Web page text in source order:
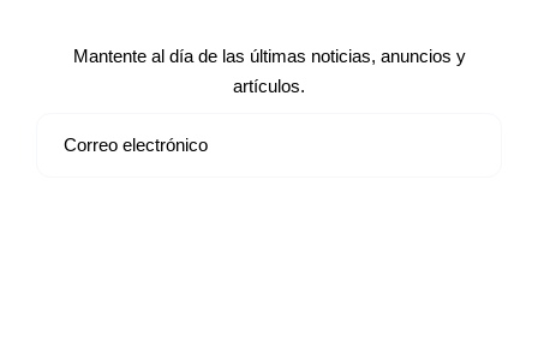
Mantente al día de las últimas noticias, anuncios y
artículos.